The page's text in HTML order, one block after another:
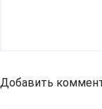
Добавить